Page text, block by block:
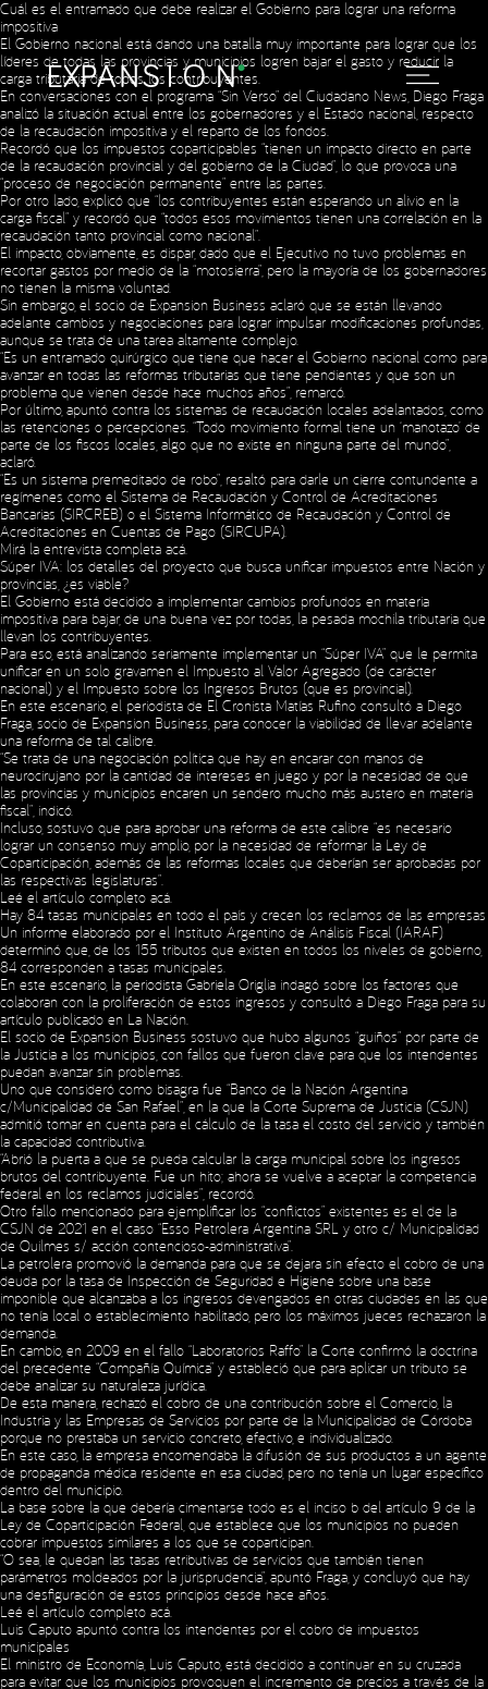
Cuál es el entramado que debe realizar el Gobierno para lograr una reforma
impositiva
El Gobierno nacional está dando una batalla muy importante para lograr que los
líderes de todas las provincias y municipios logren bajar el gasto y reducir la
carga tributaria de todos los contribuyentes.
En conversaciones con el programa “Sin Verso” del Ciudadano News, Diego Fraga
analizó la situación actual entre los gobernadores y el Estado nacional, respecto
de la recaudación impositiva y el reparto de los fondos.
Recordó que los impuestos coparticipables “tienen un impacto directo en parte
de la recaudación provincial y del gobierno de la Ciudad”, lo que provoca una
“proceso de negociación permanente” entre las partes.
Por otro lado, explicó que “los contribuyentes están esperando un alivio en la
carga fiscal” y recordó que “todos esos movimientos tienen una correlación en la
recaudación tanto provincial como nacional”.
El impacto, obviamente, es dispar, dado que el Ejecutivo no tuvo problemas en
recortar gastos por medio de la “motosierra”, pero la mayoría de los gobernadores
no tienen la misma voluntad.
Sin embargo, el socio de Expansion Business aclaró que se están llevando
adelante cambios y negociaciones para lograr impulsar modificaciones profundas,
aunque se trata de una tarea altamente complejo.
“Es un entramado quirúrgico que tiene que hacer el Gobierno nacional como para
avanzar en todas las reformas tributarias que tiene pendientes y que son un
problema que vienen desde hace muchos años”, remarcó.
Por último, apuntó contra los sistemas de recaudación locales adelantados, como
las retenciones o percepciones. “Todo movimiento formal tiene un ‘manotazo’ de
parte de los fiscos locales, algo que no existe en ninguna parte del mundo”,
aclaró.
“Es un sistema premeditado de robo”, resaltó para darle un cierre contundente a
regímenes como el Sistema de Recaudación y Control de Acreditaciones
Bancarias (SIRCREB) o el Sistema Informático de Recaudación y Control de
Acreditaciones en Cuentas de Pago (SIRCUPA).
Mirá la entrevista completa acá
Súper IVA: los detalles del proyecto que busca unificar impuestos entre Nación y
provincias, ¿es viable?
El Gobierno está decidido a implementar cambios profundos en materia
impositiva para bajar, de una buena vez por todas, la pesada mochila tributaria que
llevan los contribuyentes.
Para eso, está analizando seriamente implementar un “Súper IVA” que le permita
unificar en un solo gravamen el Impuesto al Valor Agregado (de carácter
nacional) y el Impuesto sobre los Ingresos Brutos (que es provincial).
En este escenario, el periodista de El Cronista Matías Rufino consultó a Diego
Fraga, socio de Expansion Business, para conocer la viabilidad de llevar adelante
una reforma de tal calibre.
“Se trata de una negociación política que hay en encarar con manos de
neurocirujano por la cantidad de intereses en juego y por la necesidad de que
las provincias y municipios encaren un sendero mucho más austero en materia
fiscal”, indicó.
Incluso, sostuvo que para aprobar una reforma de este calibre “es necesario
lograr un consenso muy amplio, por la necesidad de reformar la Ley de
Coparticipación, además de las reformas locales que deberían ser aprobadas por
las respectivas legislaturas”.
Leé el artículo completo acá
Hay 84 tasas municipales en todo el país y crecen los reclamos de las empresas
Un informe elaborado por el Instituto Argentino de Análisis Fiscal (IARAF)
determinó que, de los 155 tributos que existen en todos los niveles de gobierno,
84 corresponden a tasas municipales.
En este escenario, la periodista Gabriela Origlia indagó sobre los factores que
colaboran con la proliferación de estos ingresos y consultó a Diego Fraga para su
artículo publicado en La Nación.
El socio de Expansion Business sostuvo que hubo algunos “guiños” por parte de
la Justicia a los municipios, con fallos que fueron clave para que los intendentes
puedan avanzar sin problemas.
Uno que consideró como bisagra fue “Banco de la Nación Argentina
c/Municipalidad de San Rafael”, en la que la Corte Suprema de Justicia (CSJN)
admitió tomar en cuenta para el cálculo de la tasa el costo del servicio y también
la capacidad contributiva.
“Abrió la puerta a que se pueda calcular la carga municipal sobre los ingresos
brutos del contribuyente. Fue un hito; ahora se vuelve a aceptar la competencia
federal en los reclamos judiciales”, recordó.
Otro fallo mencionado para ejemplificar los “conflictos” existentes es el de la
CSJN de 2021 en el caso “Esso Petrolera Argentina SRL y otro c/ Municipalidad
de Quilmes s/ acción contencioso-administrativa”.
La petrolera promovió la demanda para que se dejara sin efecto el cobro de una
deuda por la tasa de Inspección de Seguridad e Higiene sobre una base
imponible que alcanzaba a los ingresos devengados en otras ciudades en las que
no tenía local o establecimiento habilitado, pero los máximos jueces rechazaron la
demanda.
En cambio, en 2009 en el fallo “Laboratorios Raffo” la Corte confirmó la doctrina
del precedente “Compañía Química” y estableció que para aplicar un tributo se
debe analizar su naturaleza jurídica.
De esta manera, rechazó el cobro de una contribución sobre el Comercio, la
Industria y las Empresas de Servicios por parte de la Municipalidad de Córdoba
porque no prestaba un servicio concreto, efectivo, e individualizado.
En este caso, la empresa encomendaba la difusión de sus productos a un agente
de propaganda médica residente en esa ciudad, pero no tenía un lugar específico
dentro del municipio.
La base sobre la que debería cimentarse todo es el inciso b del artículo 9 de la
Ley de Coparticipación Federal, que establece que los municipios no pueden
cobrar impuestos similares a los que se coparticipan.
“O sea, le quedan las tasas retributivas de servicios que también tienen
parámetros moldeados por la jurisprudencia”, apuntó Fraga, y concluyó que hay
una desfiguración de estos principios desde hace años.
Leé el artículo completo acá
Luis Caputo apuntó contra los intendentes por el cobro de impuestos
municipales
El ministro de Economía, Luis Caputo, está decidido a continuar en su cruzada
para evitar que los municipios provoquen el incremento de precios a través de la